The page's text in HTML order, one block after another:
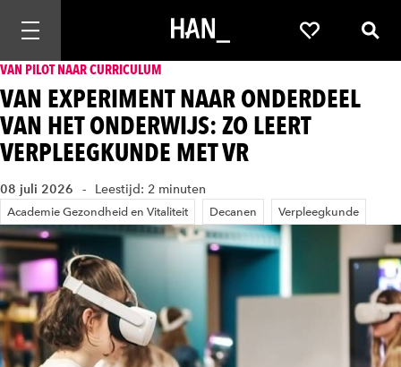
Mobiele navigatie openen Favorieten
VAN PILOT NAAR CURRICULUM
VAN EXPERIMENT NAAR ONDERDEEL
VAN HET ONDERWIJS: ZO LEERT
VERPLEEGKUNDE MET VR
08 juli 2026 Leestijd: 2 minuten
Academie Gezondheid en Vitaliteit Decanen Verpleegkunde